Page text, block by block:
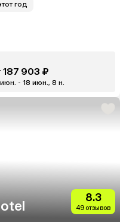
год
187 903 ₽
- 18 июн., 8 н.
8.3
49 отзывов